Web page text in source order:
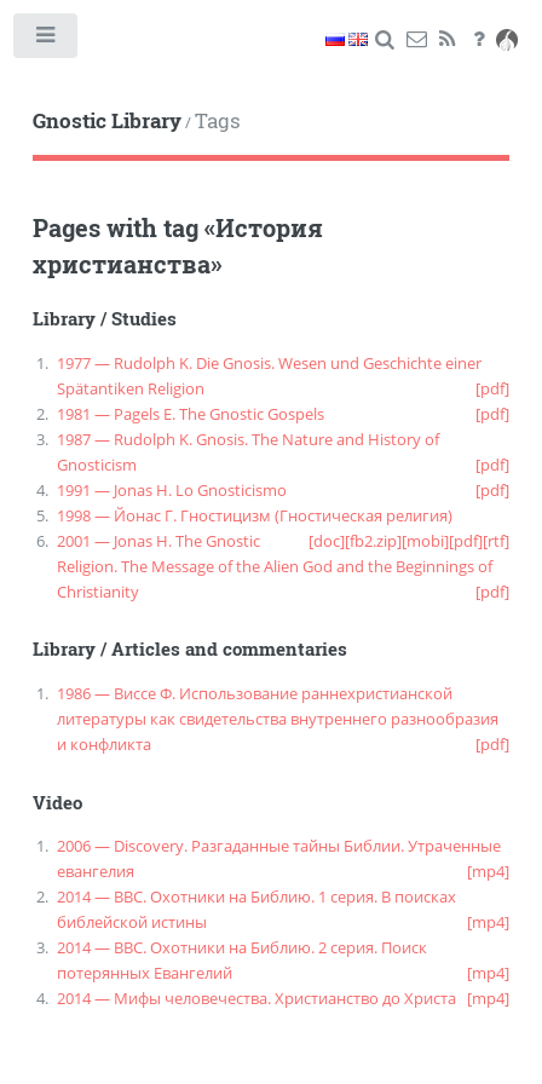
Gnostic Library/Tags
Pages with tag«История
христианства»
Library/Studies
1977 — Rudolph K. Die Gnosis. Wesen und Geschichte einer
Spätantiken Religion
[pdf]
1981 — Pagels E. The Gnostic Gospels
[pdf]
1987 — Rudolph K. Gnosis. The Nature and History of
Gnosticism
[pdf]
1991 — Jonas H. Lo Gnosticismo
[pdf]
1998 — Йонас Г. Гностицизм (Гностическая религия)
[doc][fb2.zip][mobi][pdf][rtf]
2001 — Jonas H. The Gnostic
Religion. The Message of the Alien God and the Beginnings of
Christianity
[pdf]
Library/Articles and commentaries
1986 — Виссе Ф. Использование раннехристианской
литературы как свидетельства внутреннего разнообразия
и конфликта
[pdf]
Video
2006 — Discovery. Разгаданные тайны Библии. Утраченные
евангелия
[mp4]
2014 — BBC. Охотники на Библию. 1 серия. В поисках
библейской истины
[mp4]
2014 — BBC. Охотники на Библию. 2 серия. Поиск
потерянных Евангелий
[mp4]
2014 — Мифы человечества. Христианство до Христа [mp4]